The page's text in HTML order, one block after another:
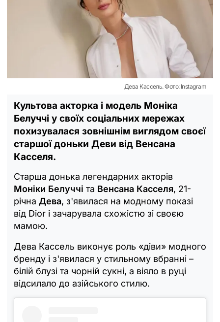
Дева Кассель. Фото: Instagram
Культова акторка і модель Моніка
Белуччі у своїх соціальних мережах
похизувалася зовнішнім виглядом своєї
старшої доньки Деви від Венсана
Касселя.
Старша донька легендарних акторів
Моніки Белуччі та Венсана Касселя, 21-
річна Дева, з'явилася на модному показі
від Dior і зачарувала схожістю зі своєю
мамою.
Дева Кассель виконує роль «діви» модного
бренду і з'явилася у стильному вбранні –
білій блузі та чорній сукні, а віяло в руці
відсилало до азійського стилю.